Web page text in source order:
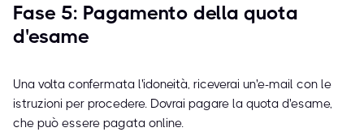
Fase 5: Pagamento della quota
d'esame
Una volta confermata l'idoneità, riceverai un'e-mail con le
istruzioni per procedere. Dovrai pagare la quota d'esame,
che può essere pagata online.